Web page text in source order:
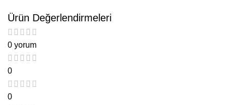
Ürün Değerlendirmeleri
0 yorum
0
0